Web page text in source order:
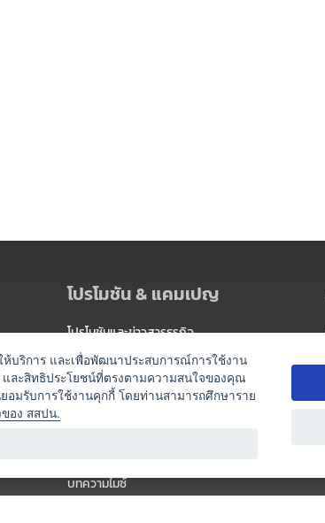
โปรโมชัน & แคมเปญ
โปรโมชันและข่าวสารธุรกิจ
แพ็กเกจ
แคมเปญ
บทความไมซ์
ห้บริการ และเพื่อพัฒนาประสบการณ์การใช้งาน
ละสิทธิประโยชน์ที่ตรงตามความสนใจของคุณ
มรับการใช้งานคุกกี้ โดยท่านสามารถศึกษาราย
อง สสปน.